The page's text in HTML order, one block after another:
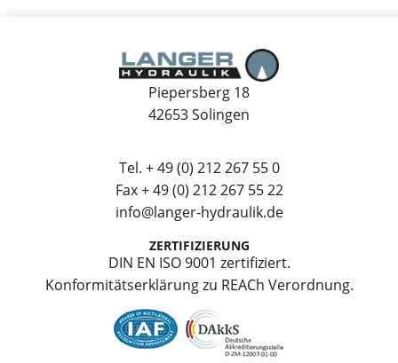
Piepersberg 18
42653 Solingen
Tel. + 49 (0) 212 267 55 0
Fax + 49 (0) 212 267 55 22
info@langer-hydraulik.de
ZERTIFIZIERUNG
DIN EN ISO 9001 zertifiziert.
Konformitätserklärung zu REACh Verordnung.